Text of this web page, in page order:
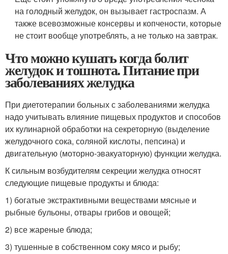
на голодный желудок, он вызывает гастроспазм. А
также всевозможные консервы и копчености, которые
не стоит вообще употреблять, а не только на завтрак.
Что можно кушать когда болит
желудок и тошнота. Питание при
заболеваниях желудка
При диетотерапии больных с заболеваниями желудка
надо учитывать влияние пищевых продуктов и способов
их кулинарной обработки на секреторную (выделение
желудочного сока, соляной кислоты, пепсина) и
двигательную (моторно-эвакуаторную) функции желудка.
К сильным возбудителям секреции желудка относят
следующие пищевые продукты и блюда:
1) богатые экстрактивными веществами мясные и
рыбные бульоны, отвары грибов и овощей;
2) все жареные блюда;
3) тушенные в собственном соку мясо и рыбу;